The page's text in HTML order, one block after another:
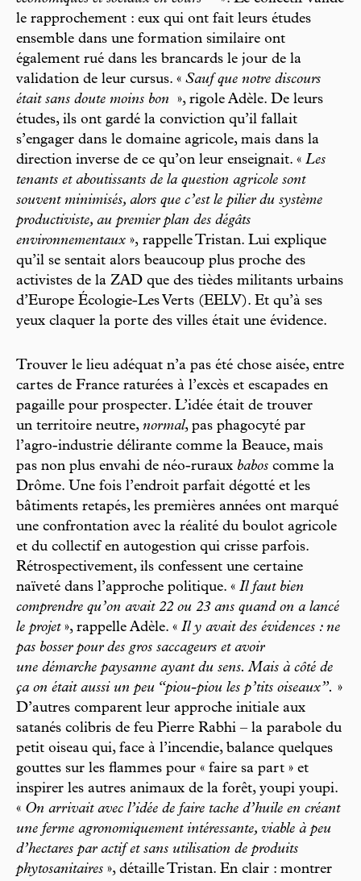
le rapprochement : eux qui ont fait leurs études
ensemble dans une formation similaire ont
également rué dans les brancards le jour de la
validation de leur cursus. « Sauf que notre discours
était sans doute moins bon
», rigole Adèle. De leurs
études, ils ont gardé la conviction qu’il fallait
s’engager dans le domaine agricole, mais dans la
direction inverse de ce qu’on leur enseignait. « Les
tenants et aboutissants de la question agricole sont
souvent minimisés, alors que c’est le pilier du système
productiviste, au premier plan des dégâts
environnementaux », rappelle Tristan. Lui explique
qu’il se sentait alors beaucoup plus proche des
activistes de la ZAD que des tièdes militants urbains
d’Europe Écologie-Les Verts (EELV). Et qu’à ses
yeux claquer la porte des villes était une évidence.
Trouver le lieu adéquat n’a pas été chose aisée, entre
cartes de France raturées à l’excès et escapades en
pagaille pour prospecter. L’idée était de trouver
un territoire neutre, normal, pas phagocyté par
l’agro-industrie délirante comme la Beauce, mais
pas non plus envahi de néo-ruraux babos comme la
Drôme. Une fois l’endroit parfait dégotté et les
bâtiments retapés, les premières années ont marqué
une confrontation avec la réalité du boulot agricole
et du collectif en autogestion qui crisse parfois.
Rétrospectivement, ils confessent une certaine
naïveté dans l’approche politique. « Il faut bien
comprendre qu’on avait 22 ou 23 ans quand on a lancé
le projet», rappelle Adèle. « Il y avait des évidences : ne
pas bosser pour des gros saccageurs et avoir
une démarche paysanne ayant du sens. Mais à côté de
ça on était aussi un peu “piou-piou les p’tits oiseaux”. »
D’autres comparent leur approche initiale aux
satanés colibris de feu Pierre Rabhi – la parabole du
petit oiseau qui, face à l’incendie, balance quelques
gouttes sur les flammes pour « faire sa part » et
inspirer les autres animaux de la forêt, youpi youpi.
« On arrivait avec l’idée de faire tache d’huile en créant
une ferme agronomiquement intéressante, viable à peu
d’hectares par actif et sans utilisation de produits
phytosanitaires », détaille Tristan. En clair : montrer